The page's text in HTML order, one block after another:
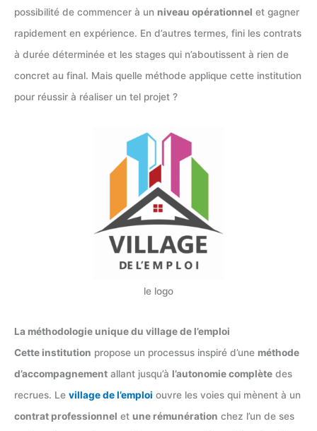
possibilité de commencer à un niveau opérationnel et gagner
rapidement en expérience. En d’autres termes, fini les contrats
à durée déterminée et les stages qui n’aboutissent à rien de
concret au final. Mais quelle méthode applique cette institution
pour réussir à réaliser un tel projet ?
le logo
La méthodologie unique du village de l’emploi
Cette institution propose un processus inspiré d’une méthode
d’accompagnement allant jusqu’à l’autonomie complète des
recrues. Le village de l’emploi ouvre les voies qui mènent à un
contrat professionnel et une rémunération chez l’un de ses